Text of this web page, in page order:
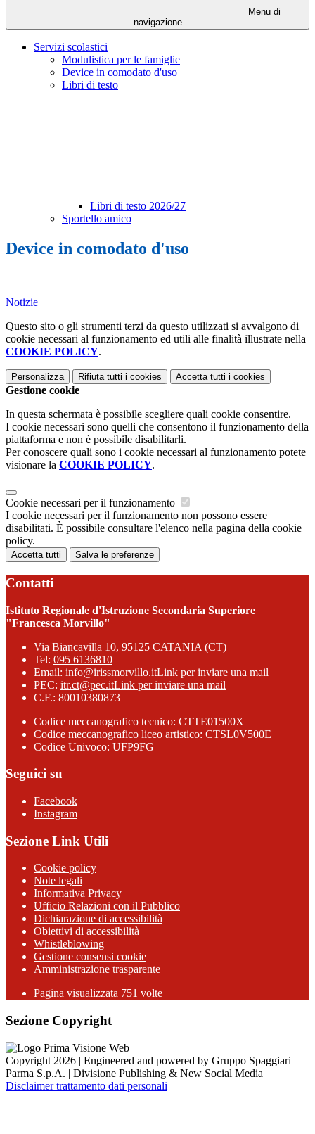
Menu di
navigazione
Servizi scolastici
Modulistica per le famiglie
Device in comodato d'uso
Libri di testo
Libri di testo 2026/27
Sportello amico
Device in comodato d'uso
Notizie
Questo sito o gli strumenti terzi da questo utilizzati si avvalgono di
cookie necessari al funzionamento ed utili alle finalità illustrate nella
COOKIE POLICY.
Personalizza Rifiuta tutti i cookies Accetta tutti i cookies
Gestione cookie
In questa schermata è possibile scegliere quali cookie consentire.
I cookie necessari sono quelli che consentono il funzionamento della
piattaforma e non è possibile disabilitarli.
Per conoscere quali sono i cookie necessari al funzionamento potete
visionare la COOKIE POLICY.
Cookie necessari per il funzionamento
I cookie necessari per il funzionamento non possono essere
disabilitati. È possibile consultare l'elenco nella pagina della cookie
policy.
Accetta tutti Salva le preferenze
Contatti
Istituto Regionale d'Istruzione Secondaria Superiore
"Francesca Morvillo"
Via Biancavilla 10, 95125 CATANIA (CT)
Tel: 095 6136810
Email: info@irissmorvillo.itLink per inviare una mail
PEC: itr.ct@pec.itLink per inviare una mail
C.F.: 80010380873
Codice meccanografico tecnico: CTTE01500X
Codice meccanografico liceo artistico: CTSL0V500E
Codice Univoco: UFP9FG
Seguici su
Facebook
Instagram
Sezione Link Utili
Cookie policy
Note legali
Informativa Privacy
Ufficio Relazioni con il Pubblico
Dichiarazione di accessibilità
Obiettivi di accessibilità
Whistleblowing
Gestione consensi cookie
Amministrazione trasparente
Pagina visualizzata 751 volte
Sezione Copyright
Copyright 2026 | Engineered and powered by Gruppo Spaggiari
Parma S.p.A. | Divisione Publishing & New Social Media
Disclaimer trattamento dati personali